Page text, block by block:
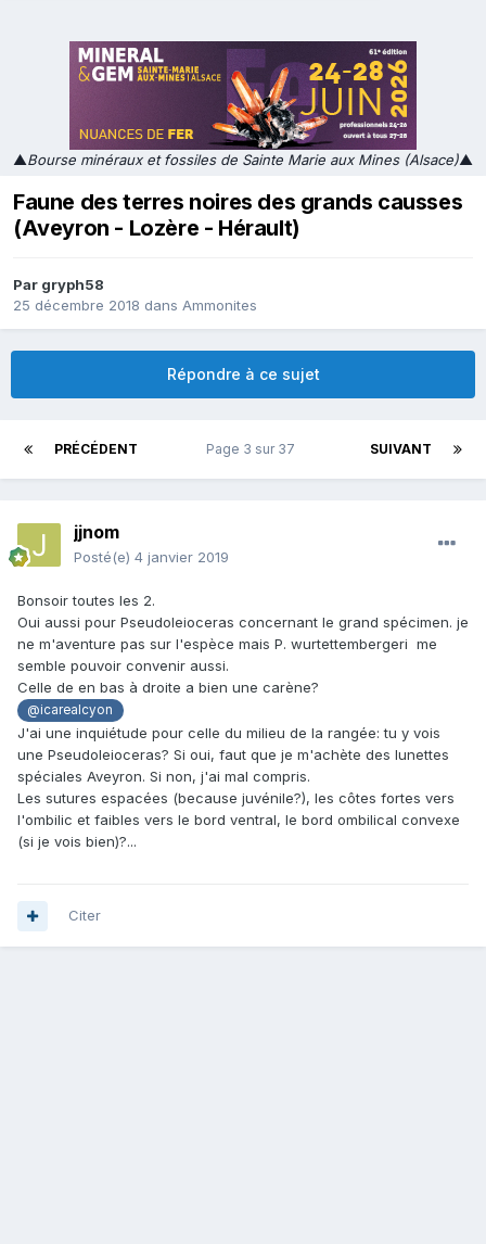
▲Bourse minéraux et fossiles de Sainte Marie aux Mines (Alsace)▲
Faune des terres noires des grands causses
(Aveyron - Lozère - Hérault)
Par gryph58
25 décembre 2018 dans Ammonites
Répondre à ce sujet
PRÉCÉDENT SUIVANT
Page 3 sur 37
jjnom
Posté(e) 4 janvier 2019
Bonsoir toutes les 2.
Oui aussi pour Pseudoleioceras concernant le grand spécimen. je
ne m'aventure pas sur l'espèce mais P. wurtettembergeri me
semble pouvoir convenir aussi.
Celle de en bas à droite a bien une carène?
@icarealcyon
J'ai une inquiétude pour celle du milieu de la rangée: tu y vois
une Pseudoleioceras? Si oui, faut que je m'achète des lunettes
spéciales Aveyron. Si non, j'ai mal compris.
Les sutures espacées (because juvénile?), les côtes fortes vers
l'ombilic et faibles vers le bord ventral, le bord ombilical convexe
(si je vois bien)?...
Citer